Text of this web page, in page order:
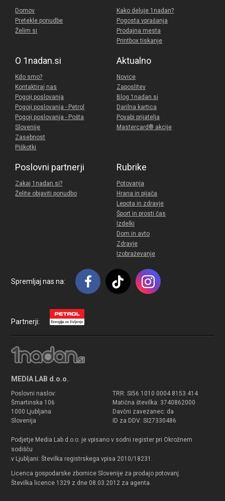
Domov
Pretekle ponudbe
Želim si
Kako deluje 1nadan?
Pogosta vprašanja
Prodajna mesta
Printbox tiskanje
O 1nadan.si
Kdo smo?
Kontaktiraj nas
Pogoji poslovanja
Pogoji poslovanja - Petrol
Pogoji poslovanja - Pošta
Slovenije
Zasebnost
Piškotki
Aktualno
Novice
Zaposlitev
Blog 1nadan.si
Darilna kartica
Povabi prijatelja
Mastercard® akcije
Poslovni partnerji
Zakaj 1nadan.si?
Želite objaviti ponudbo
Rubrike
Potovanja
Hrana in pijača
Lepota in zdravje
Šport in prosti čas
Izdelki
Dom in avto
Zdravje
Izobraževanje
Spremljaj nas na:
Partnerji:
MEDIA LAB d.o.o.
Poslovni naslov:
Šmartinska 106
1000 Ljubljana
Slovenija
TRR: SI56 1010 0004 8153 414
Matična številka: 3740862000
Davčni zavezanec: da
ID za DDV: SI27330486
Podjetje Media Lab d.o.o. je vpisano v sodni register pri Okrožnem
sodišču
v Ljubljani: Številka registrskega vpisa 2010/18231.
Licenca gospodarske zbornice Slovenije za prodajo potovanj.
Številka licence 1329 z dne 08.03.2012 za agenta.